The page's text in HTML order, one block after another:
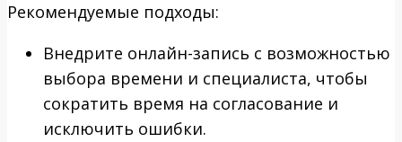
Рекомендуемые подходы:
Внедрите онлайн-запись с возможностью
выбора времени и специалиста, чтобы
сократить время на согласование и
исключить ошибки.